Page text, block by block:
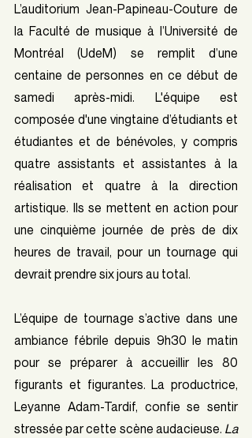
L’auditorium Jean-Papineau-Couture de
la Faculté de musique à l’Université de
Montréal (UdeM) se remplit d’une
centaine de personnes en ce début de
samedi après-midi. L'équipe est
composée d'une vingtaine d’étudiants et
étudiantes et de bénévoles, y compris
quatre assistants et assistantes à la
réalisation et quatre à la direction
artistique. Ils se mettent en action pour
une cinquième journée de près de dix
heures de travail, pour un tournage qui
devrait prendre six jours au total.
L’équipe de tournage s’active dans une
ambiance fébrile depuis 9h30 le matin
pour se préparer à accueillir les 80
figurants et figurantes. La productrice,
Leyanne Adam-Tardif, confie se sentir
stressée par cette scène audacieuse. La